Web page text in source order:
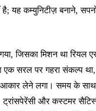
है; यह कम्युनिटीज़ बनाने,
जिसका मिशन था रियल
सरल पर गहरा संकल्प था,
लेने लगा। समय के
ट्रांसपेरेंसी और कस्टमर